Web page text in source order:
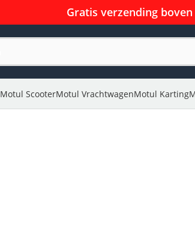
Gratis verzending boven
Motul ScooterMotul VrachtwagenMotul Karting